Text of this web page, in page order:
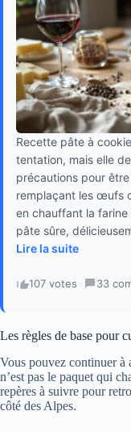
Recette pâte à
tentation, mais elle
précautions pour
remplaçant les œufs
en chauffant la farine
pâte sûre,
Lire la suite
107 votes · 33
Les règles de base pour
Vous pouvez continuer à
n’est pas le paquet qui
repères à suivre pour
côté des Alpes.